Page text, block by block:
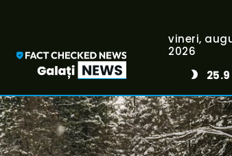
vineri,
2026
25.9